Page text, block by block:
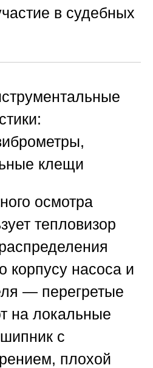
в судебных
клещи
осмотра
тепловизор
корпусу насоса и
— перегретые
на локальные
с
плохой